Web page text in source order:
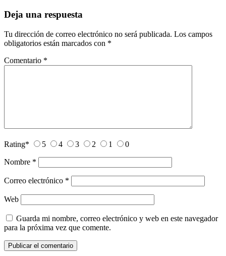
Deja una respuesta
Tu dirección de correo electrónico no será publicada. Los campos
obligatorios están marcados con *
Comentario *
Rating* 5 4 3 2 1 0
Nombre *
Correo electrónico *
Web
Guarda mi nombre, correo electrónico y web en este navegador
para la próxima vez que comente.